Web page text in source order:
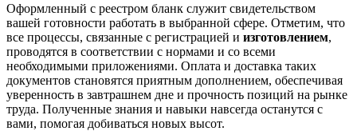
Оформленный с реестром бланк служит свидетельством
вашей готовности работать в выбранной сфере. Отметим, что
все процессы, связанные с регистрацией и изготовлением,
проводятся в соответствии с нормами и со всеми
необходимыми приложениями. Оплата и доставка таких
документов становятся приятным дополнением, обеспечивая
уверенность в завтрашнем дне и прочность позиций на рынке
труда. Полученные знания и навыки навсегда останутся с
вами, помогая добиваться новых высот.